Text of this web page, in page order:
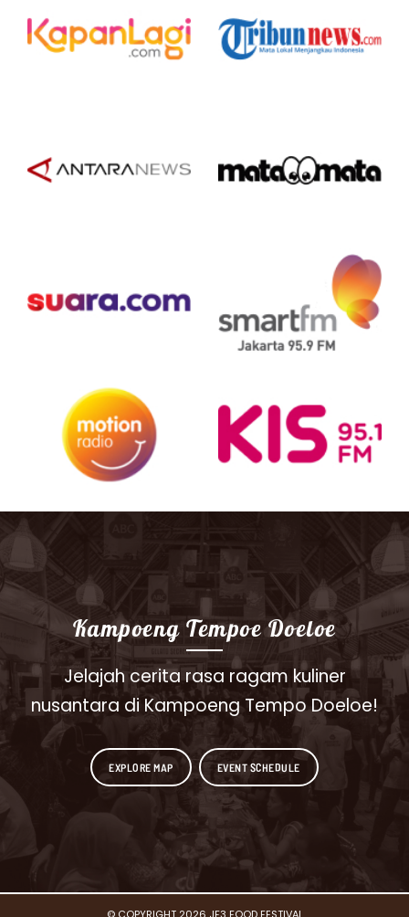
Kampoeng Tempoe Doeloe
Jelajah cerita rasa ragam kuliner
nusantara di Kampoeng Tempo Doeloe!
EXPLORE MAP EVENT SCHEDULE